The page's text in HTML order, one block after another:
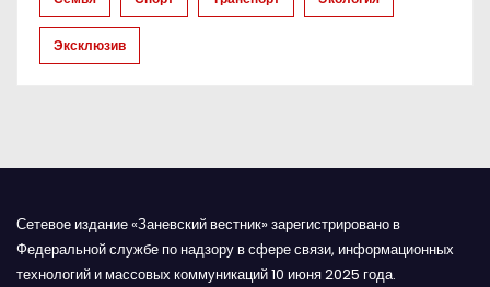
Эксклюзив
Сетевое издание «Заневский вестник» зарегистрировано в
Федеральной службе по надзору в сфере связи, информационных
технологий и массовых коммуникаций 10 июня 2025 года.